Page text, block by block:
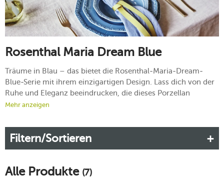
Rosenthal Maria Dream Blue
Träume in Blau – das bietet die Rosenthal-Maria-Dream-
Blue-Serie mit ihrem einzigartigen Design. Lass dich von der
Ruhe und Eleganz beeindrucken, die dieses Porzellan
ausstrahlt. Es kombiniert klassische Schönheit mit modernen
Entdecke die Vielfalt dieser Kollektion und die edlen
Möglichkeiten, die sie für dein Zuhause bietet.
Mehr erfahren!
Mehr anzeigen
Filtern/Sortieren
Alle Produkte (7)